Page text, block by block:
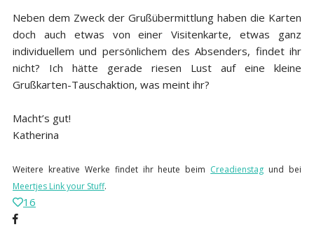
Neben dem Zweck der Grußübermittlung haben die Karten
doch auch etwas von einer Visitenkarte, etwas ganz
individuellem und persönlichem des Absenders, findet ihr
nicht? Ich hätte gerade riesen Lust auf eine kleine
Grußkarten-Tauschaktion, was meint ihr?
Macht’s gut!
Katherina
Weitere kreative Werke findet ihr heute beim Creadienstag und bei
Meertjes Link your Stuff.
16